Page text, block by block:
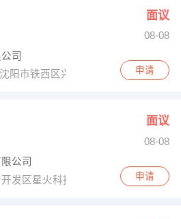
技术员/工程师
面议
08-08
司
阳市铁西区兴华北街49号华润铁西中
申请
面议
08-08
公司
发区星火科技园
申请